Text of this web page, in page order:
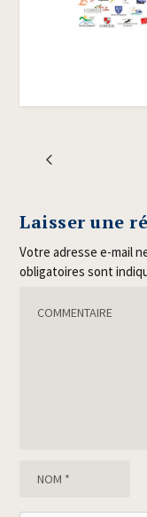
Laisser une
Votre adresse e-mail
obligatoires sont